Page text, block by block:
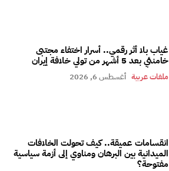
غياب بلا أثر رقمي.. أسرار اختفاء مجتبى
خامنئي بعد 5 أشهر من تولي خلافة إيران
ملفات عربية أغسطس 6, 2026
انقسامات عميقة.. كيف تحولت الخلافات
الميدانية بين البرهان ومناوي إلى أزمة سياسية
مفتوحة؟